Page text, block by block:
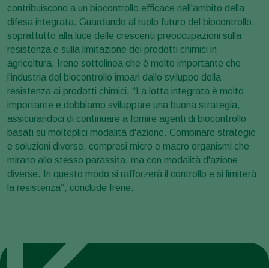
contribuiscono a un biocontrollo efficace nell'ambito della
difesa integrata. Guardando al ruolo futuro del biocontrollo,
soprattutto alla luce delle crescenti preoccupazioni sulla
resistenza e sulla limitazione dei prodotti chimici in
agricoltura, Irene sottolinea che è molto importante che
l'industria del biocontrollo impari dallo sviluppo della
resistenza ai prodotti chimici. “La lotta integrata è molto
importante e dobbiamo sviluppare una buona strategia,
assicurandoci di continuare a fornire agenti di biocontrollo
basati su molteplici modalità d'azione. Combinare strategie
e soluzioni diverse, compresi micro e macro organismi che
mirano allo stesso parassita, ma con modalità d'azione
diverse. In questo modo si rafforzerà il controllo e si limiterà
la resistenza”, conclude Irene.